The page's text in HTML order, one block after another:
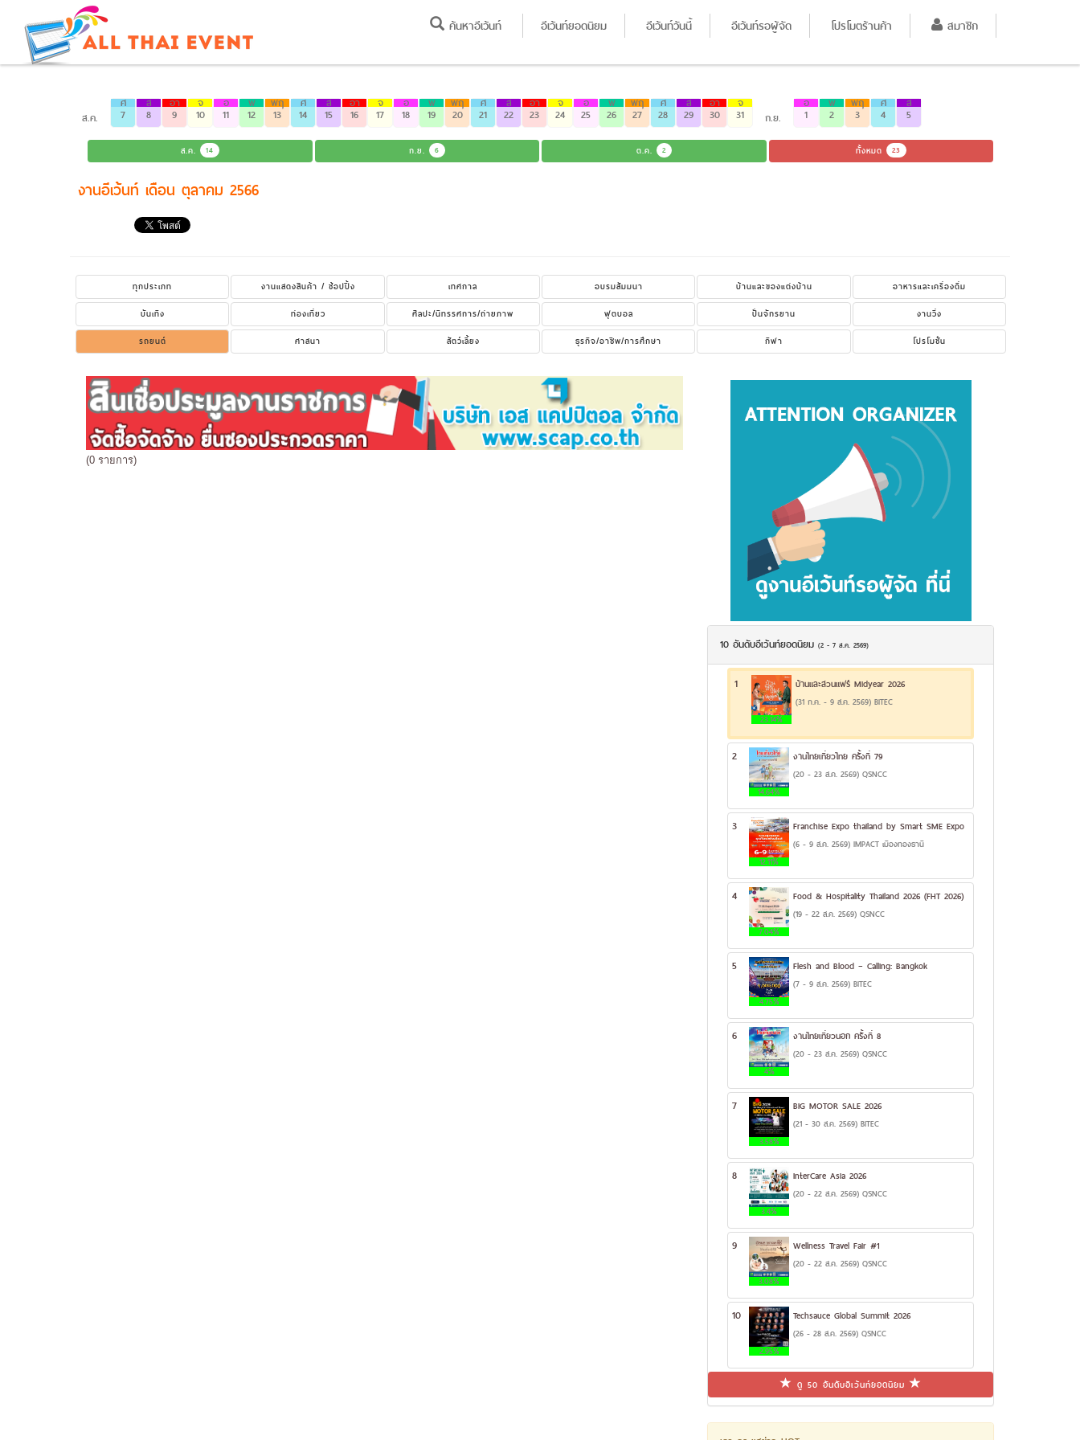
ค้นหาอีเว้นท์ อีเว้นท์ยอดนิยม อีเว้นท์วันนี้ อีเว้นท์รอผู้จัด โปรโมตร้านค้า สมาชิก
ส.ค.
ศ
7
ส
8
อา
9
จ
10
อ
11
พ
12
พฤ
13
ศ
14
ส
15
อา
16
จ
17
อ
18
พ
19
พฤ
20
ศ
21
ส
22
อา
23
จ
24
อ
25
พ
26
พฤ
27
ศ
28
ส
29
อา
30
จ
31 ก.ย.
อ
1
พ
2
พฤ
3
ศ
4
ส
5
ส.ค. 14 ก.ย. 6 ต.ค. 2 ทั้งหมด 23
งานอีเว้นท์ เดือน ตุลาคม 2566
ทุกประเภท งานแสดงสินค้า / ช้อปปิ้ง เทศกาล อบรมสัมมนา บ้านและของแต่งบ้าน
อาหารและเครื่องดื่ม
บันเทิง
ท่องเที่ยว ศิลปะ/นิทรรศการ/ถ่ายภาพ ฟุตบอล ปั่นจักรยาน
งานวิ่ง
รถยนต์
ศาสนา สัตว์เลี้ยง ธุรกิจ/อาชีพ/การศึกษา กีฬา โปรโมชั่น
(0 รายการ)
10 อันดับอีเว้นท์ยอดนิยม(2 - 7 ส.ค. 2569)
1
23.14%
บ้านและสวนแฟร์ Midyear 2026
(31 ก.ค. - 9 ส.ค. 2569) BITEC
2
14.64%
งานไทยเที่ยวไทย ครั้งที่ 79
(20 - 23 ส.ค. 2569) QSNCC
3
12.11%
Franchise Expo thailand by Smart SME Expo
(6 - 9 ส.ค. 2569) IMPACT เมืองทองธานี
4
7.04%
Food & Hospitality Thailand 2026 (FHT 2026)
(19 - 22 ส.ค. 2569) QSNCC
5
4.75%
Flesh and Blood – Calling: Bangkok
(7 - 9 ส.ค. 2569) BITEC
6
4%
งานไทยเที่ยวนอก ครั้งที่ 8
(20 - 23 ส.ค. 2569) QSNCC
7
3.58%
BIG MOTOR SALE 2026
(21 - 30 ส.ค. 2569) BITEC
8
3.4%
InterCare Asia 2026
(20 - 22 ส.ค. 2569) QSNCC
9
3.08%
Wellness Travel Fair #1
(20 - 22 ส.ค. 2569) QSNCC
10
2.95%
Techsauce Global Summit 2026
(26 - 28 ส.ค. 2569) QSNCC
ดู 50 อันดับอีเว้นท์ยอดนิยม